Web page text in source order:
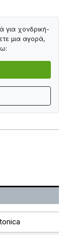
για χονδρική-
μια αγορά,